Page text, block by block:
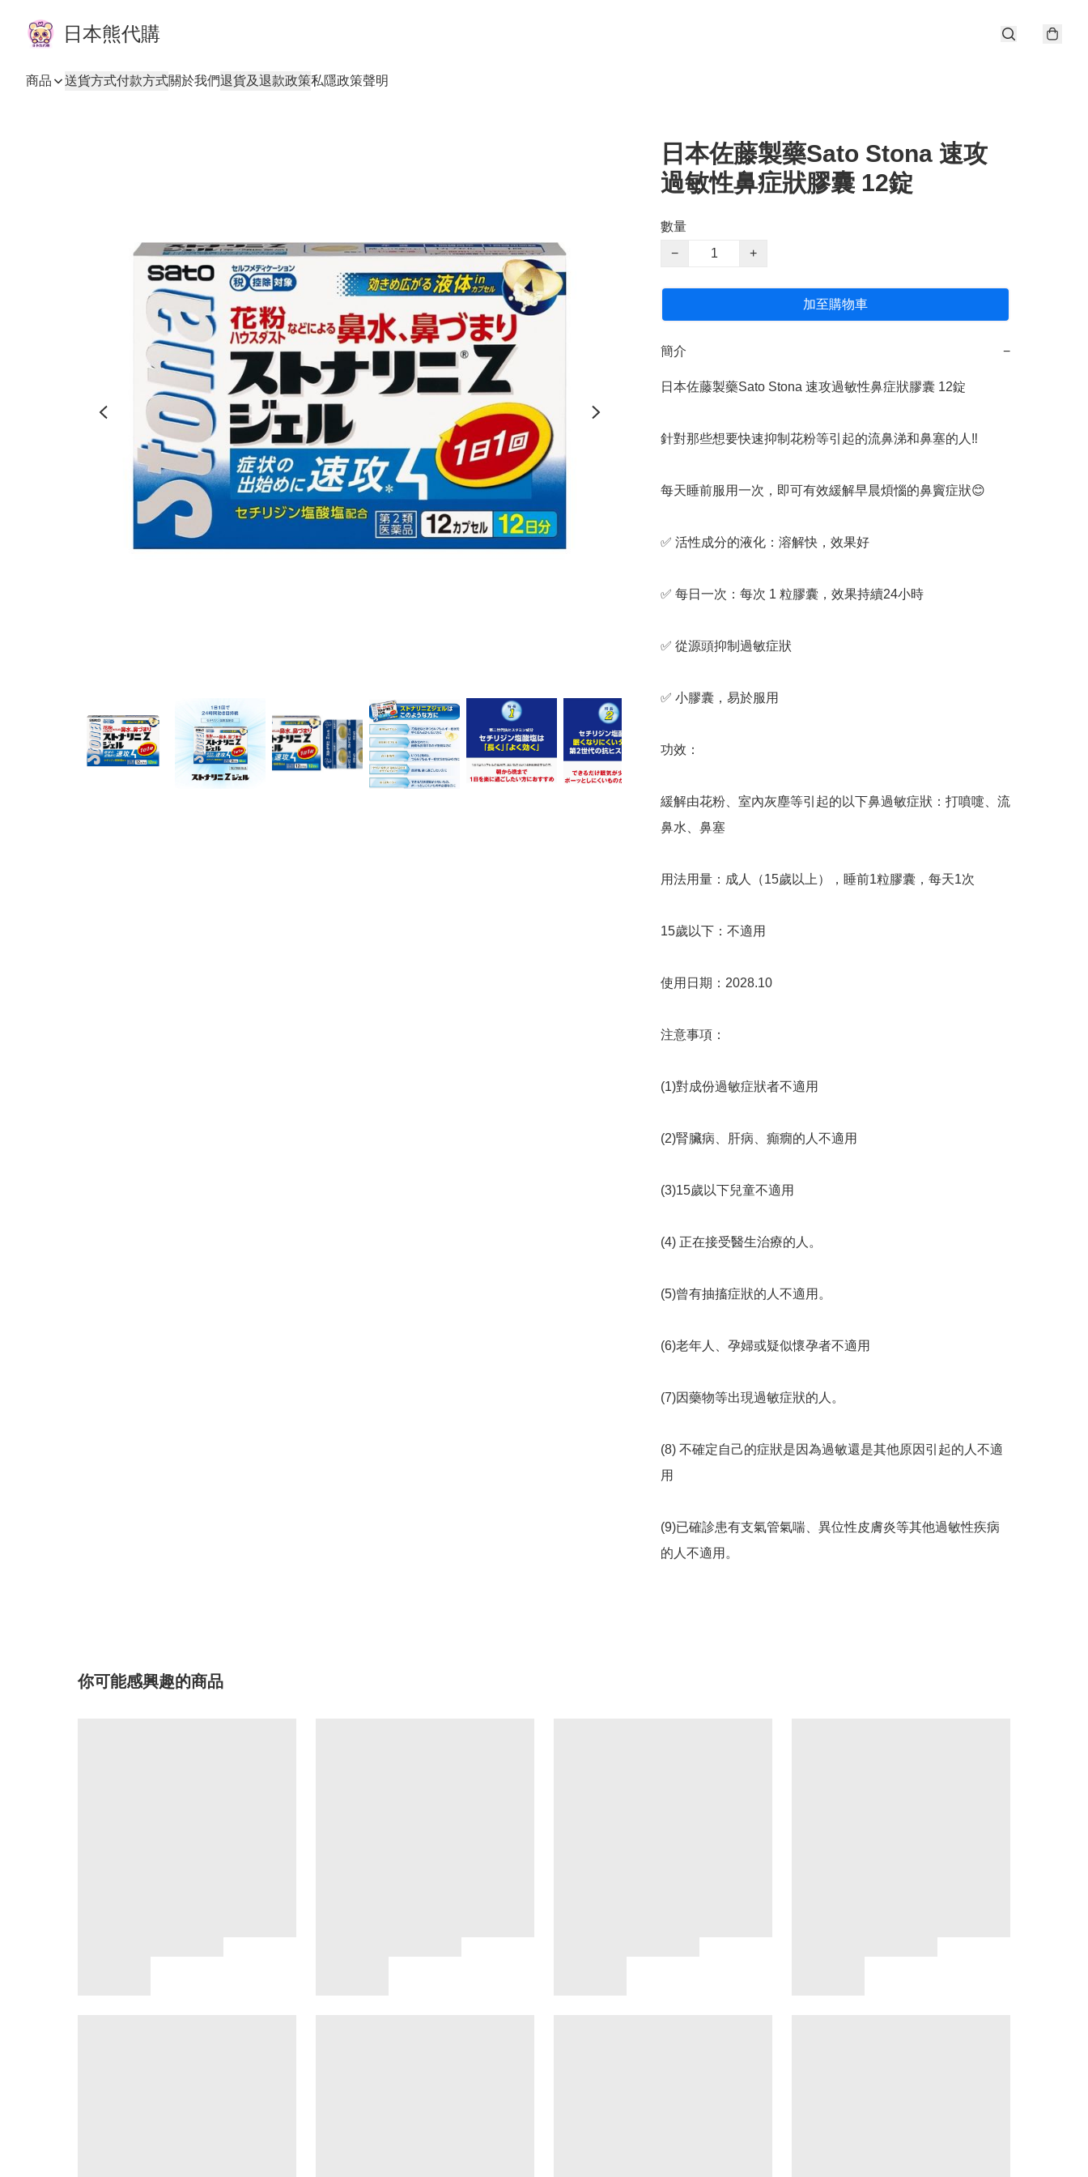
日本熊代購
商品 送貨方式付款方式關於我們退貨及退款政策私隱政策聲明
日本佐藤製藥Sato Stona 速攻
過敏性鼻症狀膠囊 12錠
數量
−
+
加至購物車
簡介 −
日本佐藤製藥Sato Stona 速攻過敏性鼻症狀膠囊 12錠
針對那些想要快速抑制花粉等引起的流鼻涕和鼻塞的人‼️
每天睡前服用一次，即可有效緩解早晨煩惱的鼻竇症狀😊
✅️ 活性成分的液化：溶解快，效果好
✅️ 每日一次：每次 1 粒膠囊，效果持續24小時
✅️ 從源頭抑制過敏症狀
✅️ 小膠囊，易於服用
功效：
緩解由花粉、室內灰塵等引起的以下鼻過敏症狀：打噴嚏、流
鼻水、鼻塞
用法用量：成人（15歲以上），睡前1粒膠囊，每天1次
15歲以下：不適用
使用日期：2028.10
注意事項：
(1)對成份過敏症狀者不適用
(2)腎臟病、肝病、癲癇的人不適用
(3)15歲以下兒童不適用
(4) 正在接受醫生治療的人。
(5)曾有抽搐症狀的人不適用。
(6)老年人、孕婦或疑似懷孕者不適用
(7)因藥物等出現過敏症狀的人。
(8) 不確定自己的症狀是因為過敏還是其他原因引起的人不適
用
(9)已確診患有支氣管氣喘、異位性皮膚炎等其他過敏性疾病
的人不適用。
你可能感興趣的商品